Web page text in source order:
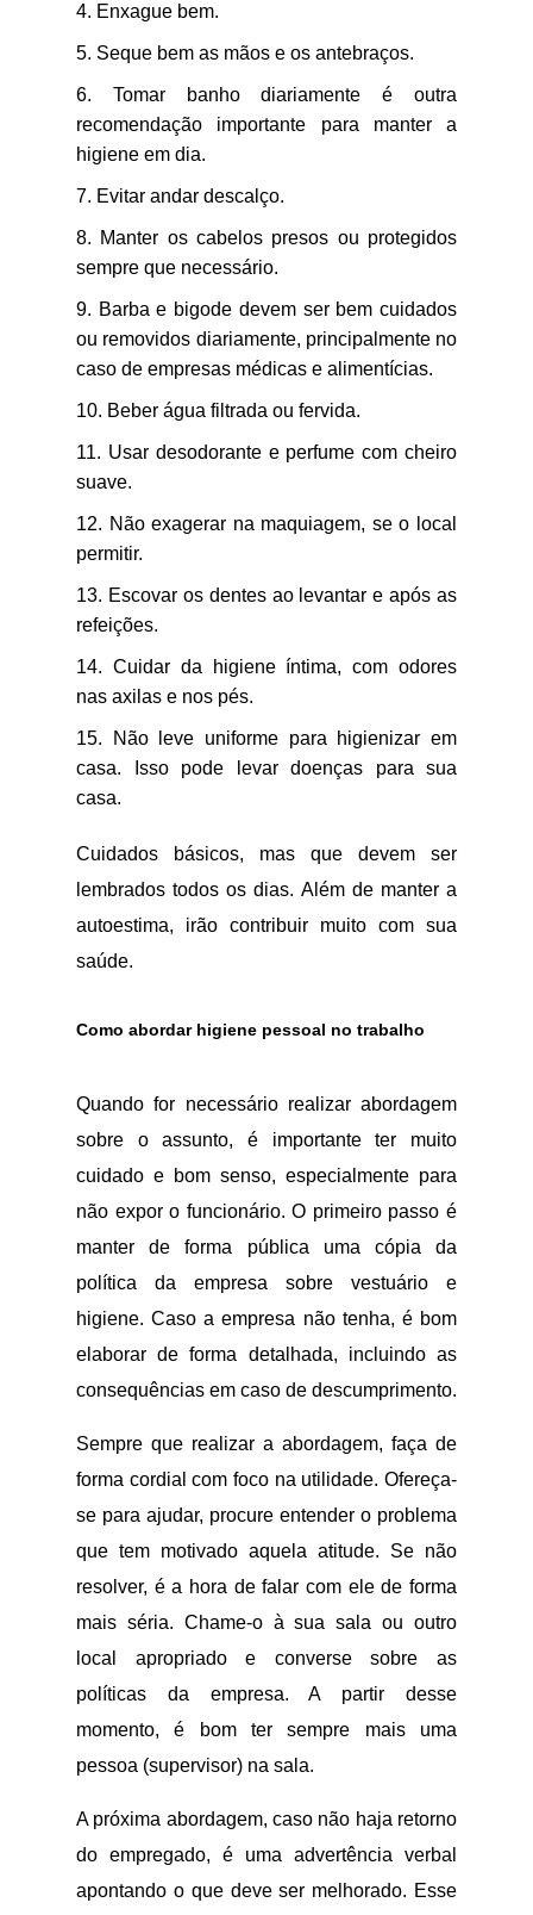
Enxague bem.
Seque bem as mãos e os antebraços.
Tomar banho diariamente é outra
recomendação importante para manter a
higiene em dia.
Evitar andar descalço.
Manter os cabelos presos ou protegidos
sempre que necessário.
Barba e bigode devem ser bem cuidados
ou removidos diariamente, principalmente no
caso de empresas médicas e alimentícias.
Beber água filtrada ou fervida.
Usar desodorante e perfume com cheiro
suave.
Não exagerar na maquiagem, se o local
permitir.
Escovar os dentes ao levantar e após as
refeições.
Cuidar da higiene íntima, com odores
nas axilas e nos pés.
Não leve uniforme para higienizar em
casa. Isso pode levar doenças para sua
casa.
Cuidados básicos, mas que devem ser
lembrados todos os dias. Além de manter a
autoestima, irão contribuir muito com sua
saúde.
Como abordar higiene pessoal no trabalho
Quando for necessário realizar abordagem
sobre o assunto, é importante ter muito
cuidado e bom senso, especialmente para
não expor o funcionário. O primeiro passo é
manter de forma pública uma cópia da
política da empresa sobre vestuário e
higiene. Caso a empresa não tenha, é bom
elaborar de forma detalhada, incluindo as
consequências em caso de descumprimento.
Sempre que realizar a abordagem, faça de
forma cordial com foco na utilidade. Ofereça-
se para ajudar, procure entender o problema
que tem motivado aquela atitude. Se não
resolver, é a hora de falar com ele de forma
mais séria. Chame-o à sua sala ou outro
local apropriado e converse sobre as
políticas da empresa. A partir desse
momento, é bom ter sempre mais uma
pessoa (supervisor) na sala.
A próxima abordagem, caso não haja retorno
do empregado, é uma advertência verbal
apontando o que deve ser melhorado. Esse